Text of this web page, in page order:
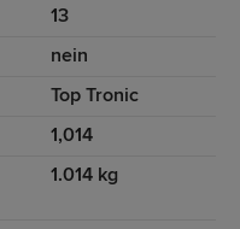
13
nein
Top Tronic
1,014
1.014 kg